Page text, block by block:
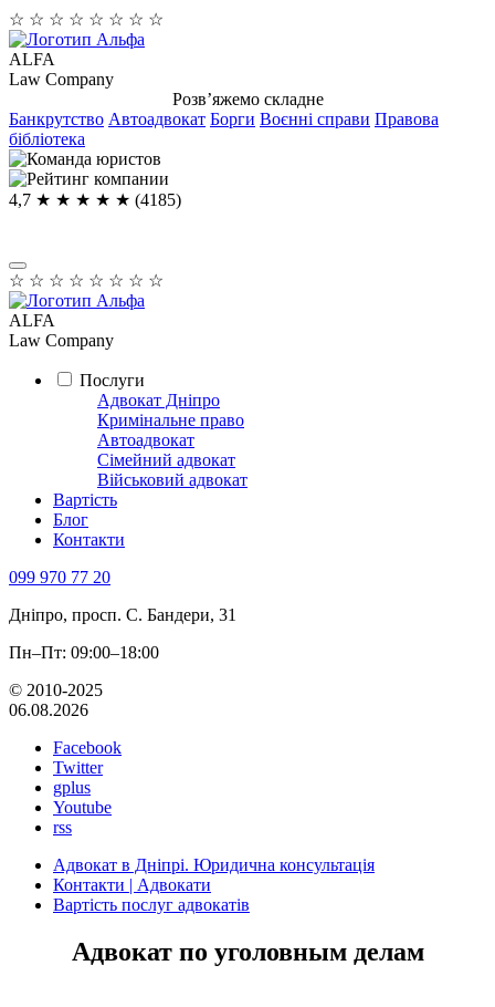
☆ ☆ ☆ ☆ ☆ ☆ ☆ ☆
ALFA
Law Company
Розв’яжемо складне
Банкрутство Автоадвокат Борги Воєнні справи Правова
бібліотека
4,7 ★ ★ ★ ★ ★ (4185)
☆ ☆ ☆ ☆ ☆ ☆ ☆ ☆
ALFA
Law Company
Послуги
Адвокат Дніпро
Кримінальне право
Автоадвокат
Сімейний адвокат
Військовий адвокат
Вартість
Блог
Контакти
099 970 77 20
Дніпро, просп. С. Бандери, 31
Пн–Пт: 09:00–18:00
© 2010-2025
06.08.2026
Facebook
Twitter
gplus
Youtube
rss
Адвокат в Дніпрі. Юридична консультація
Контакти | Адвокати
Вартість послуг адвокатів
Адвокат по уголовным делам